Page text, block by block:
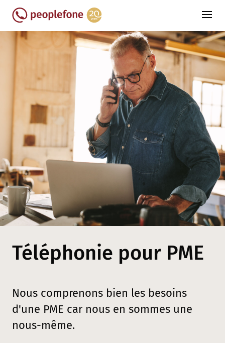
Téléphonie pour PME
Nous comprenons bien les besoins
d'une PME car nous en sommes une
nous-même.